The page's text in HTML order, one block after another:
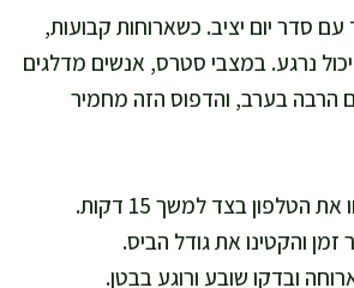
סדר יום יציב. כשארוחות קבועות,
נרגע. במצבי סטרס, אנשים מדלגים
הרבה בערב, והדפוס הזה מחמיר
הטלפון בצד למשך 15 דקות.
זמן והקטינו את גודל הביס.
ובדקו שובע ורוגע בבטן.